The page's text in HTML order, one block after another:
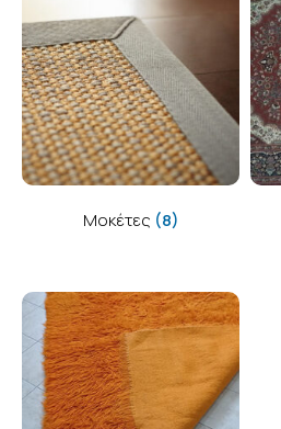
Μοκέτες (8)